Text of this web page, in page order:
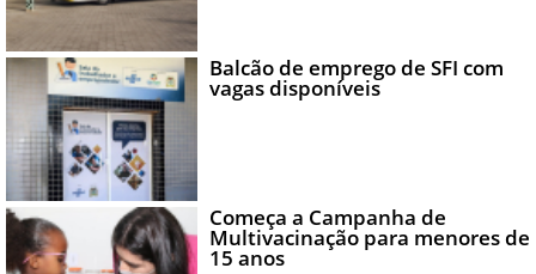
Balcão de emprego de SFI com
vagas disponíveis
Começa a Campanha de
Multivacinação para menores de
15 anos